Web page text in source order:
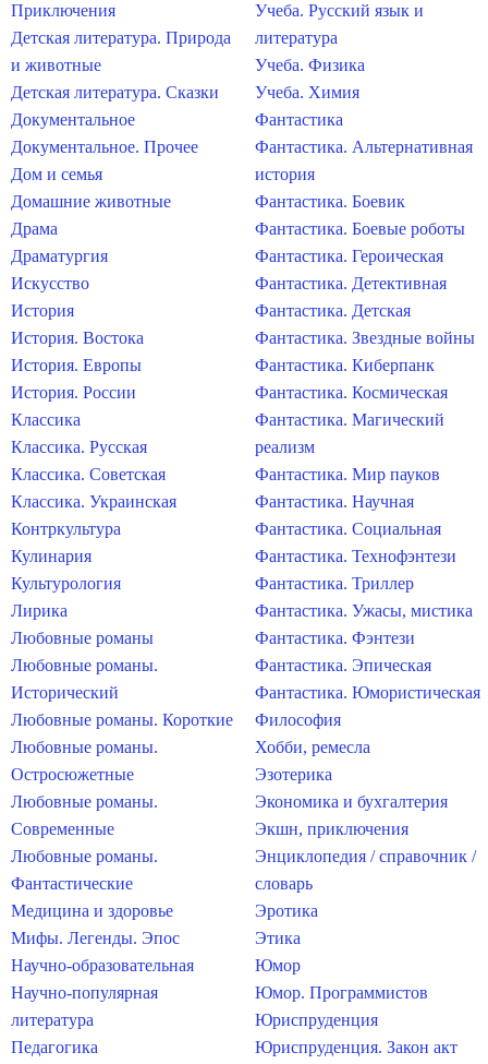
Приключения
Детская литература. Природа
и животные
Детская литература. Сказки
Документальное
Документальное. Прочее
Дом и семья
Домашние животные
Драма
Драматургия
Искусство
История
История. Востока
История. Европы
История. России
Классика
Классика. Русская
Классика. Советская
Классика. Украинская
Контркультура
Кулинария
Культурология
Лирика
Любовные романы
Любовные романы.
Исторический
Любовные романы. Короткие
Любовные романы.
Остросюжетные
Любовные романы.
Современные
Любовные романы.
Фантастические
Медицина и здоровье
Мифы. Легенды. Эпос
Научно-образовательная
Научно-популярная
литература
Педагогика
Учеба. Русский язык и
литература
Учеба. Физика
Учеба. Химия
Фантастика
Фантастика. Альтернативная
история
Фантастика. Боевик
Фантастика. Боевые роботы
Фантастика. Героическая
Фантастика. Детективная
Фантастика. Детская
Фантастика. Звездные войны
Фантастика. Киберпанк
Фантастика. Космическая
Фантастика. Магический
реализм
Фантастика. Мир пауков
Фантастика. Научная
Фантастика. Социальная
Фантастика. Технофэнтези
Фантастика. Триллер
Фантастика. Ужасы, мистика
Фантастика. Фэнтези
Фантастика. Эпическая
Фантастика. Юмористическая
Философия
Хобби, ремесла
Эзотерика
Экономика и бухгалтерия
Экшн, приключения
Энциклопедия / справочник /
словарь
Эротика
Этика
Юмор
Юмор. Программистов
Юриспруденция
Юриспруденция. Закон акт